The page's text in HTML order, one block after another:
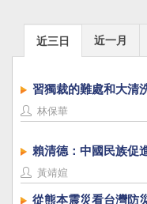
近三日 近一月
習獨裁的難處和大清
林保華
賴清德：中國民族促
黃靖媗
從熊本震災看台灣防